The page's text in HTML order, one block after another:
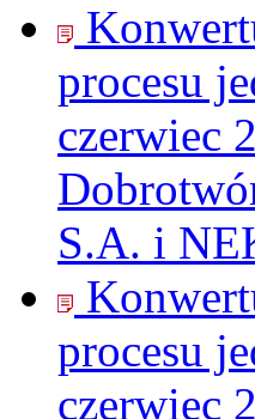
procesu
czerwiec
S.A. i
procesu
czerwiec